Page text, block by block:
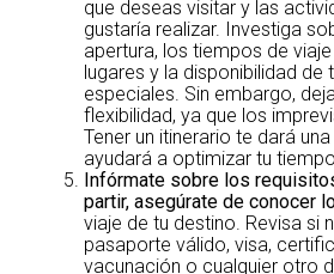
que deseas visitar y las
gustaría realizar. Investiga
apertura, los tiempos de
lugares y la disponibilidad de
especiales. Sin embargo,
flexibilidad, ya que los
Tener un itinerario te dará
ayudará a optimizar tu
Infórmate sobre los
partir, asegúrate de conocer
viaje de tu destino. Revisa si
pasaporte válido, visa,
vacunación o cualquier otro